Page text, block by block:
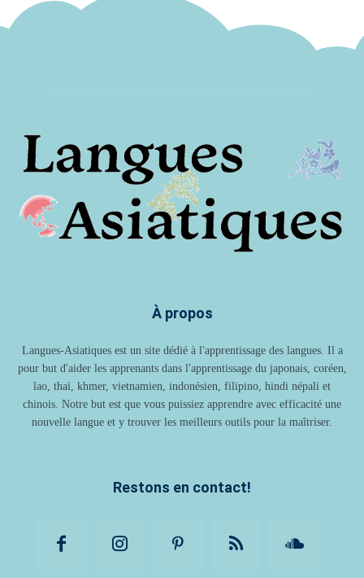
À propos
Langues-Asiatiques est un site dédié à l'apprentissage des langues. Il a
pour but d'aider les apprenants dans l'apprentissage du japonais, coréen,
lao, thaï, khmer, vietnamien, indonésien, filipino, hindi népali et
chinois. Notre but est que vous puissiez apprendre avec efficacité une
nouvelle langue et y trouver les meilleurs outils pour la maîtriser.
Restons en contact!